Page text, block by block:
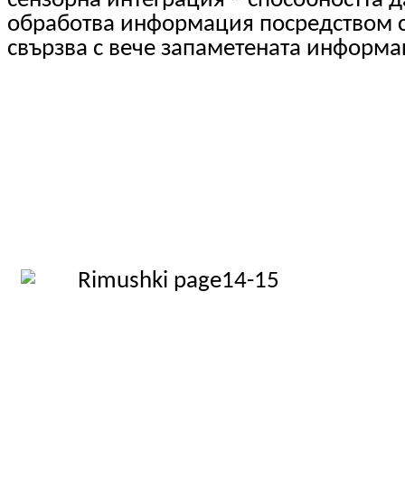
обработва информация посредством
свързва с вече запаметената